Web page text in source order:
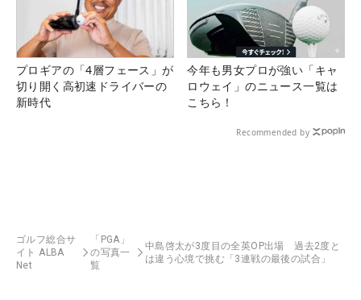
プロギアの「4層フェース」が
切り開く高初速ドライバーの
新時代
今年も男女プロが強い「キャ
ロウェイ」のニュース一覧は
こちら！
Recommended by
ゴルフ総合サ
イト ALBA
Net
「PGA」
の写真一
覧
中島啓太が3度目の全英OP出場 過去2度と
は違う心境で挑む「3連戦の最後の試合」